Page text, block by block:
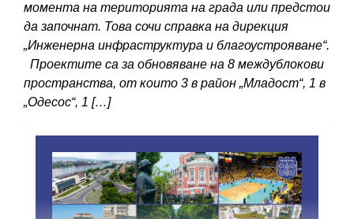
момента на територията на града или предстои
да започнат. Това сочи справка на дирекция
„Инженерна инфраструктура и благоустрояване“.
Проектите са за обновяване на 8 междублокови
пространства, от които 3 в район „Младост“, 1 в
„Одесос“, 1 […]